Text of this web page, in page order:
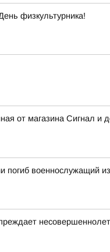
физкультурника!
от магазина Сигнал и
погиб военнослужащий